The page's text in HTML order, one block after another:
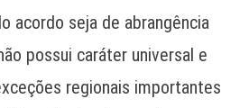
acordo seja de abrangência
possui caráter universal e
regionais importantes